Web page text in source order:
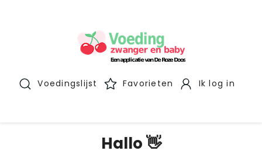
Voedingslijst Favorieten Ik log in
Hallo 👋